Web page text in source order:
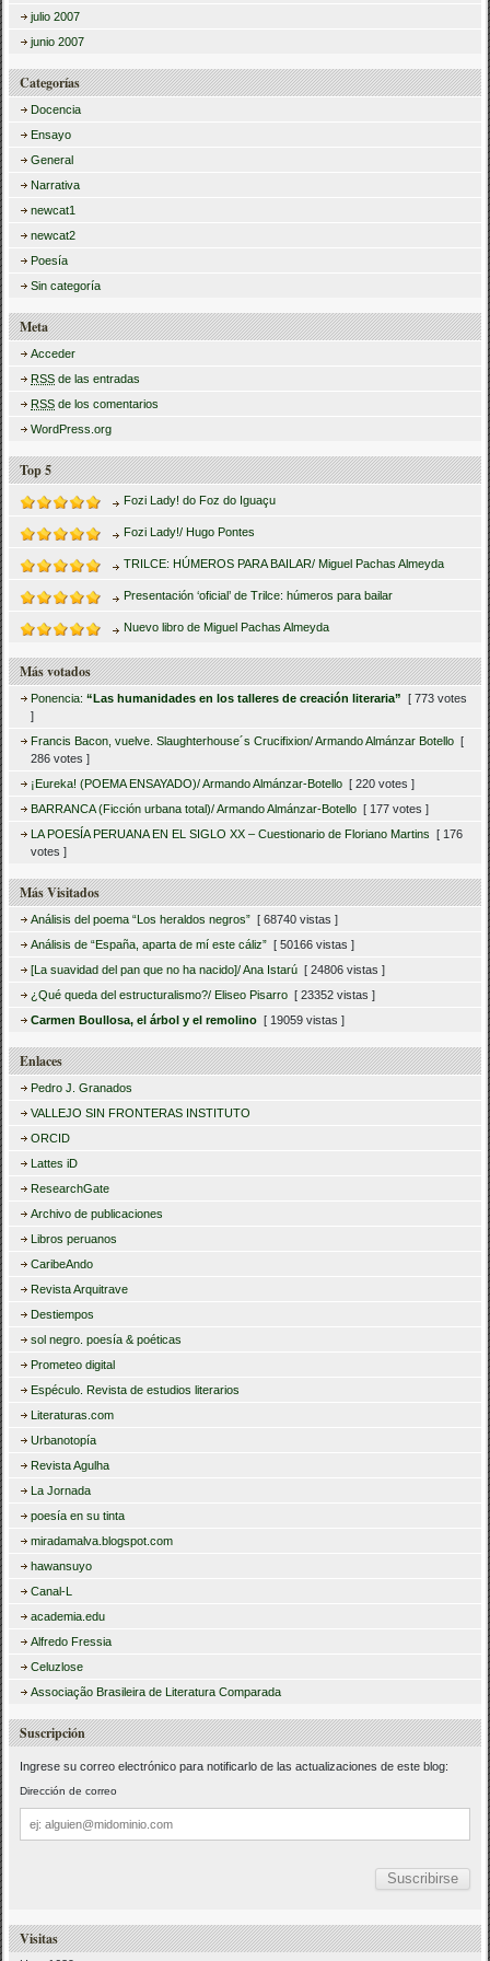
julio 2007
junio 2007
Categorías
Docencia
Ensayo
General
Narrativa
newcat1
newcat2
Poesía
Sin categoría
Meta
Acceder
RSS de las entradas
RSS de los comentarios
WordPress.org
Top 5
Fozi Lady! do Foz do Iguaçu
Fozi Lady!/ Hugo Pontes
TRILCE: HÚMEROS PARA BAILAR/ Miguel Pachas Almeyda
Presentación ‘oficial’ de Trilce: húmeros para bailar
Nuevo libro de Miguel Pachas Almeyda
Más votados
Ponencia:“Las humanidades en los talleres de creación literaria”
[ 773 votes
]
Francis Bacon, vuelve. Slaughterhouse´s Crucifixion/ Armando Almánzar Botello [
286 votes ]
¡Eureka! (POEMA ENSAYADO)/ Armando Almánzar-Botello [ 220 votes ]
BARRANCA (Ficción urbana total)/ Armando Almánzar-Botello [ 177 votes ]
LA POESÍA PERUANA EN EL SIGLO XX – Cuestionario de Floriano Martins
[ 176
votes ]
Más Visitados
Análisis del poema “Los heraldos negros” [ 68740 vistas ]
Análisis de “España, aparta de mí este cáliz” [ 50166 vistas ]
[La suavidad del pan que no ha nacido]/ Ana Istarú [ 24806 vistas ]
¿Qué queda del estructuralismo?/ Eliseo Pisarro [ 23352 vistas ]
Carmen Boullosa, el árbol y el remolino [ 19059 vistas ]
Enlaces
Pedro J. Granados
VALLEJO SIN FRONTERAS INSTITUTO
ORCID
Lattes iD
ResearchGate
Archivo de publicaciones
Libros peruanos
CaribeAndo
Revista Arquitrave
Destiempos
sol negro. poesía & poéticas
Prometeo digital
Espéculo. Revista de estudios literarios
Literaturas.com
Urbanotopía
Revista Agulha
La Jornada
poesía en su tinta
miradamalva.blogspot.com
hawansuyo
Canal-L
academia.edu
Alfredo Fressia
Celuzlose
Associação Brasileira de Literatura Comparada
Suscripción
Ingrese su correo electrónico para notificarlo de las actualizaciones de este blog:
Dirección de correo
Dirección
de
correo
Visitas